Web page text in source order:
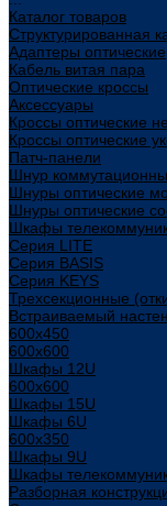
Каталог товаров
Структурированная
Адаптеры оптические
Кабель витая пара
Оптические кроссы
Аксессуары
Кроссы оптические
Кроссы оптические
Патч-панели
Шнур
Шнуры оптические
Шнуры оптические
Шкафы
Cерия LITE
Cерия BASIS
Cерия KEYS
Трехсекционные
Встраиваемый
600x450
600x600
Шкафы 12U
600x600
Шкафы 15U
Шкафы 6U
600x350
Шкафы 9U
Шкафы
Разборная